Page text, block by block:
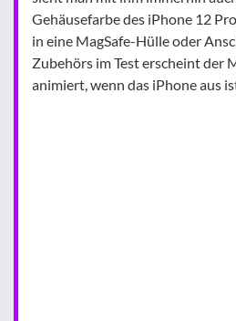
Gehäusefarbe des iPhone 12
in eine MagSafe-Hülle oder
Zubehörs im Test erscheint der
animiert, wenn das iPhone aus